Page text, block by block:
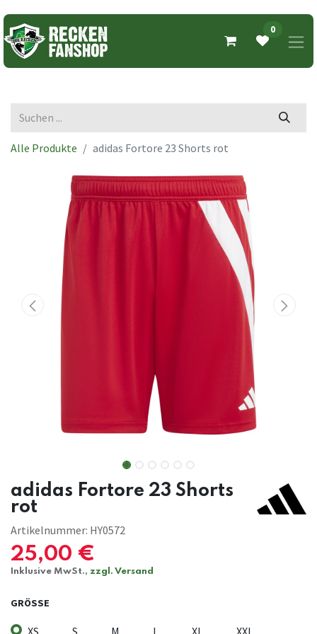
0
Alle Produkte adidas Fortore 23 Shorts rot
adidas Fortore 23 Shorts
rot
Artikelnummer: HY0572
25,00 €
Inklusive MwSt., zzgl. Versand
GRÖSSE
XS S M L XL XXL